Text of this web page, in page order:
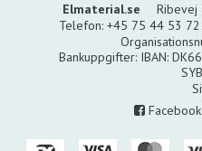
Elmaterial.se Ribevej
Telefon: +45 75 44 53 72
Bankuppgifter:IBAN:
Facebook